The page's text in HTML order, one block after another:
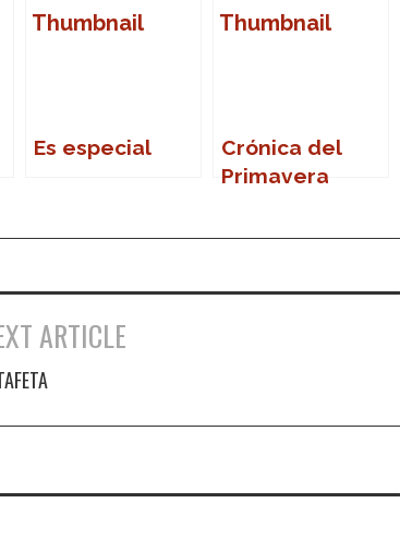
Es especial
Crónica del
Primavera
ARTICLE